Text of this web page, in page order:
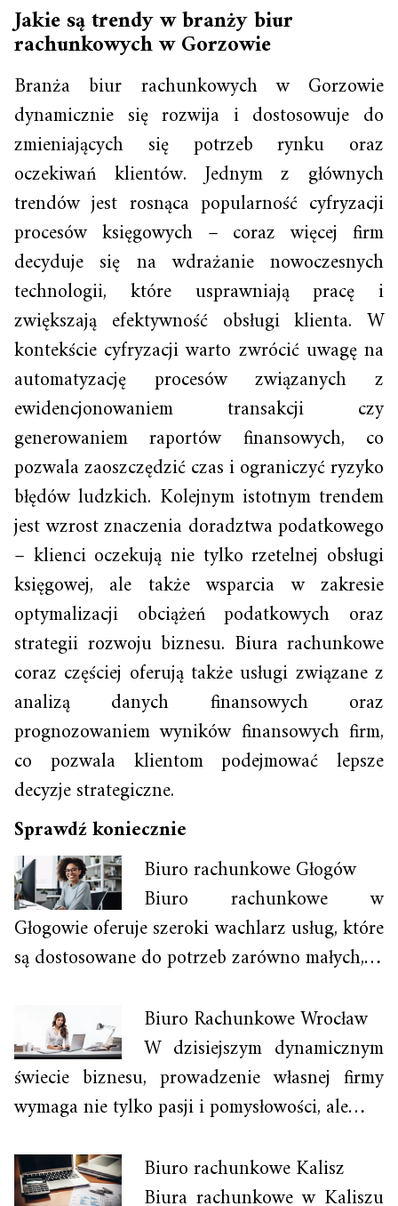
Jakie są trendy w branży biur
rachunkowych w Gorzowie
Branża biur rachunkowych w Gorzowie
dynamicznie się rozwija i dostosowuje do
zmieniających się potrzeb rynku oraz
oczekiwań klientów. Jednym z głównych
trendów jest rosnąca popularność cyfryzacji
procesów księgowych – coraz więcej firm
decyduje się na wdrażanie nowoczesnych
technologii, które usprawniają pracę i
zwiększają efektywność obsługi klienta. W
kontekście cyfryzacji warto zwrócić uwagę na
automatyzację procesów związanych z
ewidencjonowaniem transakcji czy
generowaniem raportów finansowych, co
pozwala zaoszczędzić czas i ograniczyć ryzyko
błędów ludzkich. Kolejnym istotnym trendem
jest wzrost znaczenia doradztwa podatkowego
– klienci oczekują nie tylko rzetelnej obsługi
księgowej, ale także wsparcia w zakresie
optymalizacji obciążeń podatkowych oraz
strategii rozwoju biznesu. Biura rachunkowe
coraz częściej oferują także usługi związane z
analizą danych finansowych oraz
prognozowaniem wyników finansowych firm,
co pozwala klientom podejmować lepsze
decyzje strategiczne.
Sprawdź koniecznie
Biuro rachunkowe Głogów
Biuro rachunkowe w
Głogowie oferuje szeroki wachlarz usług, które
są dostosowane do potrzeb zarówno małych,…
Biuro Rachunkowe Wrocław
W dzisiejszym dynamicznym
świecie biznesu, prowadzenie własnej firmy
wymaga nie tylko pasji i pomysłowości, ale…
Biuro rachunkowe Kalisz
Biura rachunkowe w Kaliszu